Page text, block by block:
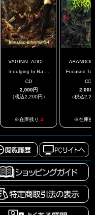
VAGINAL ADDI ...
Indulging In Ba ...
CD
2,000円
（税込2,200円）
※在庫残り 4
Focused To
CD
2,000
（税込
※在庫残